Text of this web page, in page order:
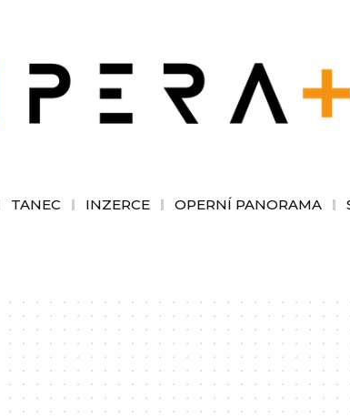
TANEC INZERCE OPERNÍ PANORAMA